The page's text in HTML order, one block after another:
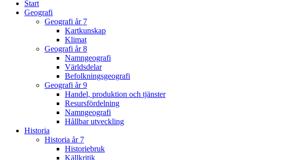
Start
Geografi
Geografi år 7
Kartkunskap
Klimat
Geografi år 8
Namngeografi
Världsdelar
Befolkningsgeografi
Geografi år 9
Handel, produktion och tjänster
Resursfördelning
Namngeografi
Hållbar utveckling
Historia
Historia år 7
Historiebruk
Källkritik